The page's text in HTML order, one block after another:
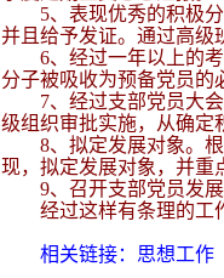
5、表现优秀的积极
并且给予发证。通过高级
6、经过一年以上的
分子被吸收为预备党员的
7、经过支部党员大
级组织审批实施，从确定
8、拟定发展对象。
现，拟定发展对象，并重
9、召开支部党员发
经过这样有条理的工
相关链接：思想工作